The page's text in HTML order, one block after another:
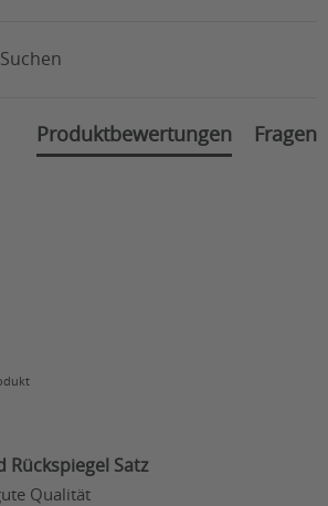
Produktbewertungen Fragen
Rückspiegel Satz
Qualität